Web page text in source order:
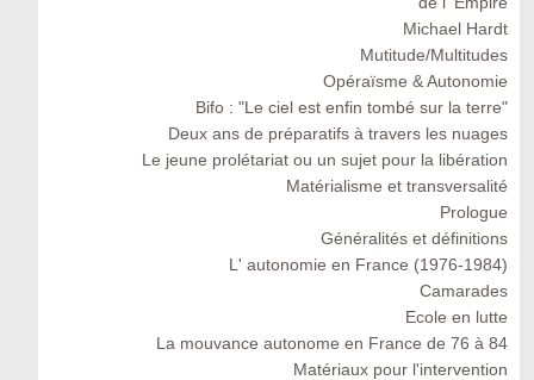
Michael Hardt
Mutitude/Multitudes
Opéraïsme & Autonomie
Bifo : "Le ciel est enfin tombé sur la terre"
Deux ans de préparatifs à travers les nuages
Le jeune prolétariat ou un sujet pour la libération
Matérialisme et transversalité
Prologue
Généralités et définitions
L' autonomie en France (1976-1984)
Camarades
Ecole en lutte
La mouvance autonome en France de 76 à 84
Matériaux pour l'intervention